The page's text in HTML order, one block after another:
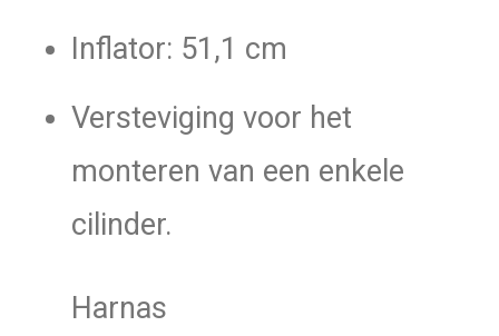
Inflator: 51,1 cm
Versteviging voor het
monteren van een enkele
cilinder.
Harnas